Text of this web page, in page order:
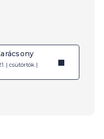
| csütörtök |